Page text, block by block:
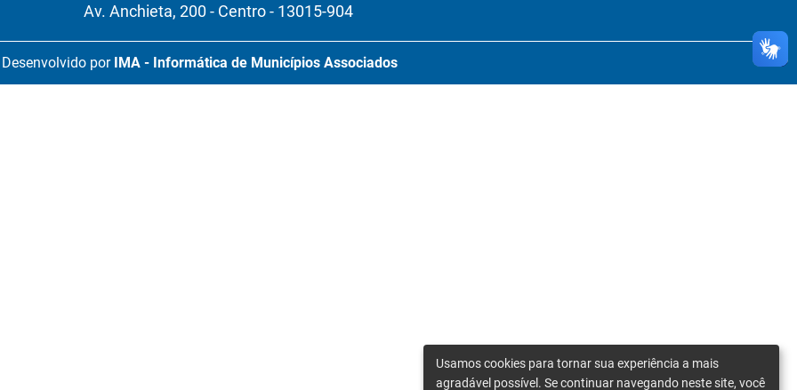
Av. Anchieta, 200 - Centro - 13015-904
Desenvolvido por IMA - Informática de Municípios Associados
Usamos cookies para tornar sua experiência a mais
agradável possível. Se continuar navegando neste site, você